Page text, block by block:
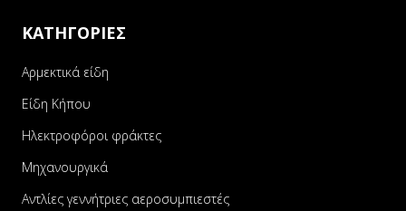
ΚΑΤΗΓΟΡΙΕΣ
Αρμεκτικά είδη
Είδη Κήπου
Ηλεκτροφόροι φράκτες
Μηχανουργικά
Αντλίες γεννήτριες αεροσυμπιεστές